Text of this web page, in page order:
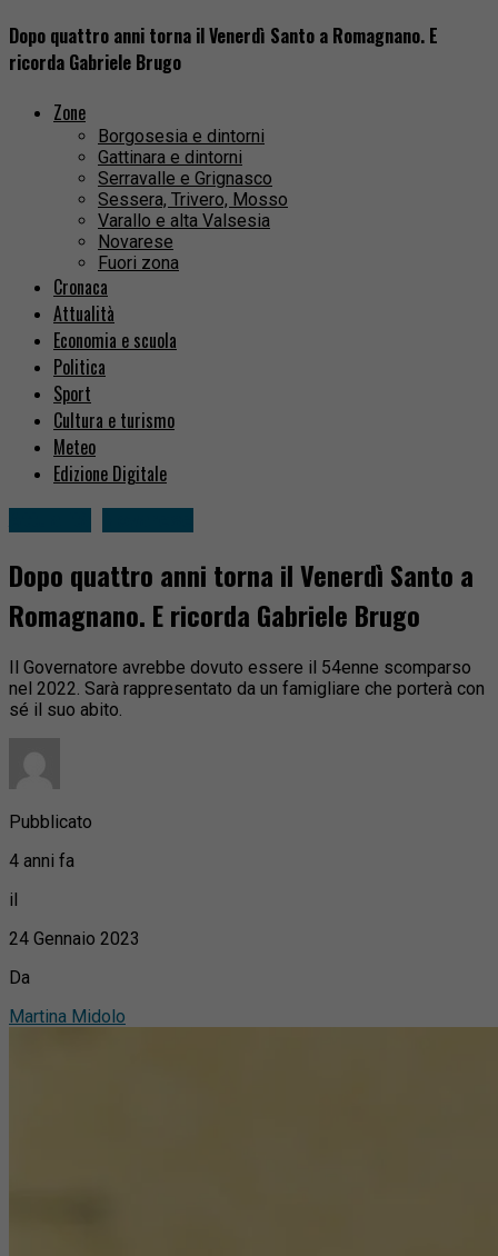
Dopo quattro anni torna il Venerdì Santo a Romagnano. E
ricorda Gabriele Brugo
Zone
Borgosesia e dintorni
Gattinara e dintorni
Serravalle e Grignasco
Sessera, Trivero, Mosso
Varallo e alta Valsesia
Novarese
Fuori zona
Cronaca
Attualità
Economia e scuola
Politica
Sport
Cultura e turismo
Meteo
Edizione Digitale
Dopo quattro anni torna il Venerdì Santo a
Romagnano. E ricorda Gabriele Brugo
Il Governatore avrebbe dovuto essere il 54enne scomparso
nel 2022. Sarà rappresentato da un famigliare che porterà con
sé il suo abito.
Pubblicato
4 anni fa
il
24 Gennaio 2023
Da
Martina Midolo